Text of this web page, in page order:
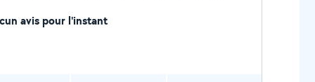
du bien faire avec 10 ans d'expériences, vous
avis pour l'instant